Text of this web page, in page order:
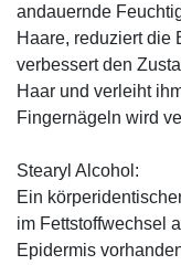
andauernde
Haare, reduziert die
verbessert den
Haar und verleiht
Fingernägeln wird
Stearyl Alcohol:
Ein
im Fettstoffwechsel
Epidermis